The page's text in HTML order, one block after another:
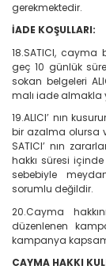
gerekmektedir.
İADE KOŞULLARI:
18.SATICI,
geç 10 günlük
sokan belgeleri
malı iade almakla
19.ALICI’ nın
bir azalma olursa
SATICI’ nın
hakkı süresi
sebebiyle
sorumlu değildir.
20.Cayma
düzenlenen
kampanya
CAYMA HAKKI